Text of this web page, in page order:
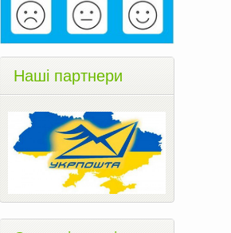
Наші партнери